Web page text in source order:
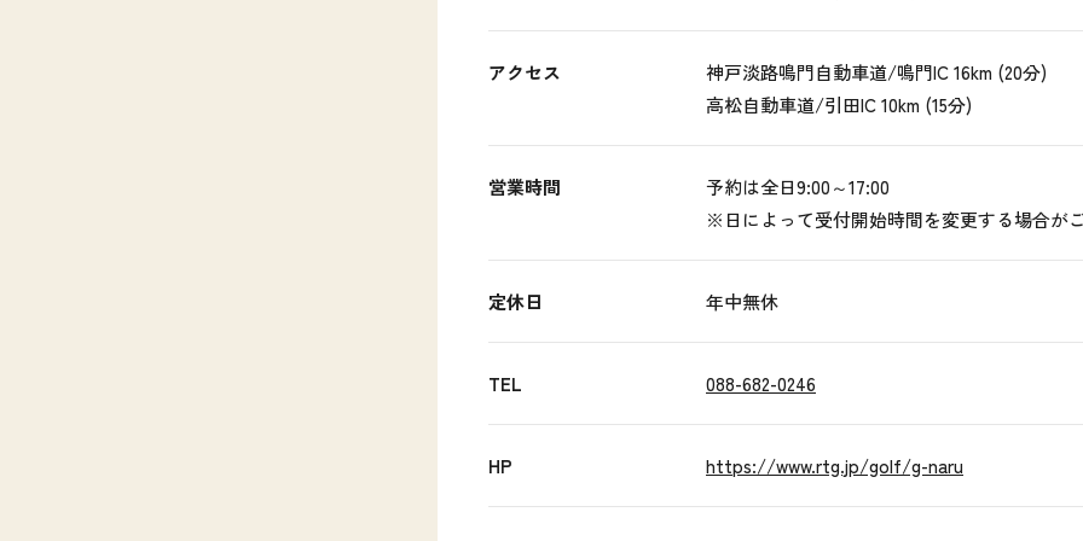
アクセス
神戸淡路鳴門自動車道/鳴門IC 16km (20分)
高松自動車道/引田IC 10km (15分)
営業時間
予約は全日9:00～17:00
※日によって受付開始時間を変更する場合がご
定休日 年中無休
TEL 088-682-0246
HP https://www.rtg.jp/golf/g-naru